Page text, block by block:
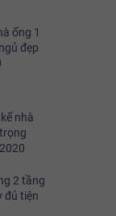
ống 1
đẹp
nhà
2 tầng
đủ tiện